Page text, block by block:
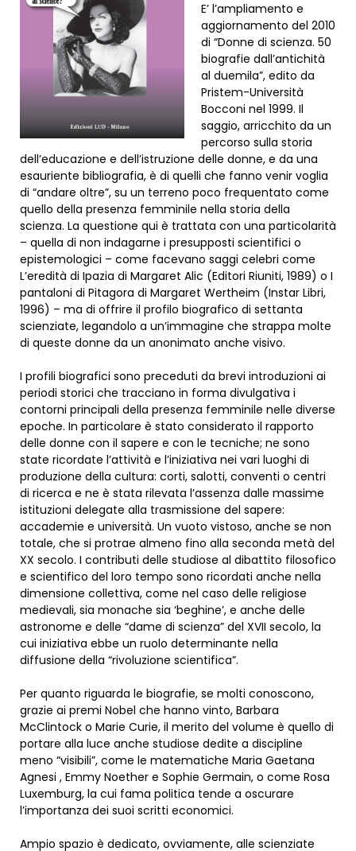
E’ l’ampliamento e
aggiornamento del 2010
di “Donne di scienza. 50
biografie dall’antichità
al duemila”, edito da
Pristem-Università
Bocconi nel 1999. Il
saggio, arricchito da un
percorso sulla storia
dell’educazione e dell’istruzione delle donne, e da una
esauriente bibliografia, è di quelli che fanno venir voglia
di “andare oltre”, su un terreno poco frequentato come
quello della presenza femminile nella storia della
scienza. La questione qui è trattata con una particolarità
– quella di non indagarne i presupposti scientifici o
epistemologici – come facevano saggi celebri come
L’eredità di Ipazia di Margaret Alic (Editori Riuniti, 1989) o I
pantaloni di Pitagora di Margaret Wertheim (Instar Libri,
1996) – ma di offrire il profilo biografico di settanta
scienziate, legandolo a un’immagine che strappa molte
di queste donne da un anonimato anche visivo.
I profili biografici sono preceduti da brevi introduzioni ai
periodi storici che tracciano in forma divulgativa i
contorni principali della presenza femminile nelle diverse
epoche. In particolare è stato considerato il rapporto
delle donne con il sapere e con le tecniche; ne sono
state ricordate l’attività e l’iniziativa nei vari luoghi di
produzione della cultura: corti, salotti, conventi o centri
di ricerca e ne è stata rilevata l’assenza dalle massime
istituzioni delegate alla trasmissione del sapere:
accademie e università. Un vuoto vistoso, anche se non
totale, che si protrae almeno fino alla seconda metà del
XX secolo. I contributi delle studiose al dibattito filosofico
e scientifico del loro tempo sono ricordati anche nella
dimensione collettiva, come nel caso delle religiose
medievali, sia monache sia ‘beghine’, e anche delle
astronome e delle “dame di scienza” del XVII secolo, la
cui iniziativa ebbe un ruolo determinante nella
diffusione della “rivoluzione scientifica”.
Per quanto riguarda le biografie, se molti conoscono,
grazie ai premi Nobel che hanno vinto, Barbara
McClintock o Marie Curie, il merito del volume è quello di
portare alla luce anche studiose dedite a discipline
meno “visibili”, come le matematiche Maria Gaetana
Agnesi , Emmy Noether e Sophie Germain, o come Rosa
Luxemburg, la cui fama politica tende a oscurare
l’importanza dei suoi scritti economici.
Ampio spazio è dedicato, ovviamente, alle scienziate